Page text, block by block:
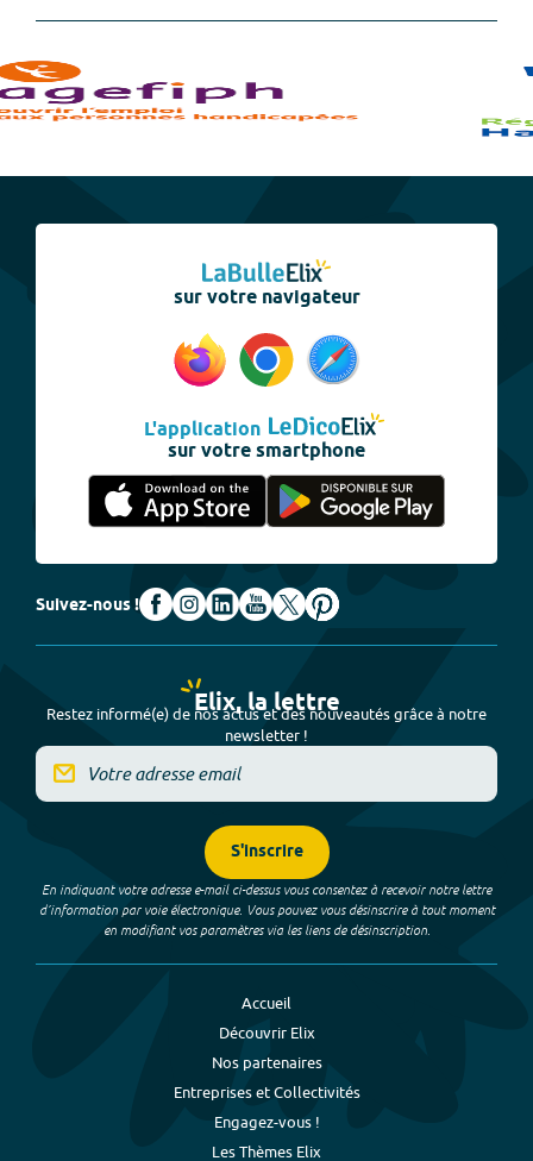
sur votre navigateur
L'application
sur votre smartphone
Suivez-nous !
Elix, la lettre
Restez informé(e) de nos actus et des nouveautés grâce à notre
newsletter !
S'inscrire
En indiquant votre adresse e-mail ci-dessus vous consentez à recevoir notre lettre
d’information par voie électronique. Vous pouvez vous désinscrire à tout moment
en modifiant vos paramètres via les liens de désinscription.
Accueil
Découvrir Elix
Nos partenaires
Entreprises et Collectivités
Engagez-vous !
Les Thèmes Elix